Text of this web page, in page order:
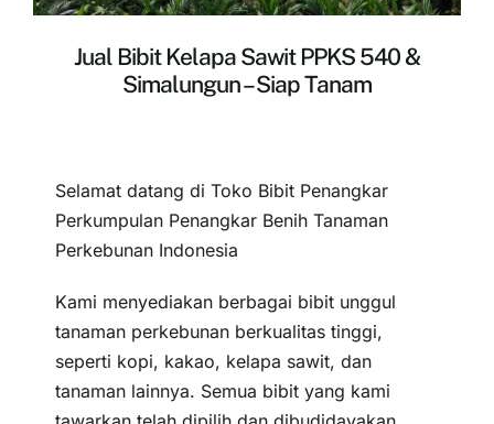
Jual Bibit Kelapa Sawit PPKS 540 &
Simalungun – Siap Tanam
Selamat datang di Toko Bibit Penangkar
Perkumpulan Penangkar Benih Tanaman
Perkebunan Indonesia
Kami menyediakan berbagai bibit unggul
tanaman perkebunan berkualitas tinggi,
seperti kopi, kakao, kelapa sawit, dan
tanaman lainnya. Semua bibit yang kami